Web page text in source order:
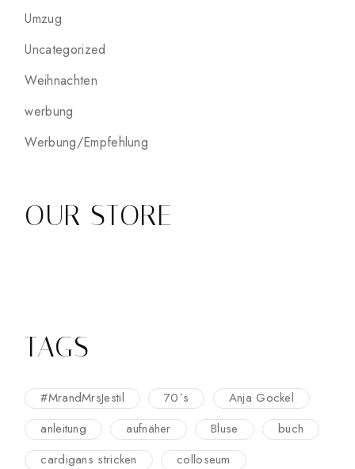
Umzug
Uncategorized
Weihnachten
werbung
Werbung/Empfehlung
OUR STORE
TAGS
#MrandMrsJestil 70`s
Anja Gockel
anleitung
aufnäher Bluse
buch
cardigans stricken
colloseum